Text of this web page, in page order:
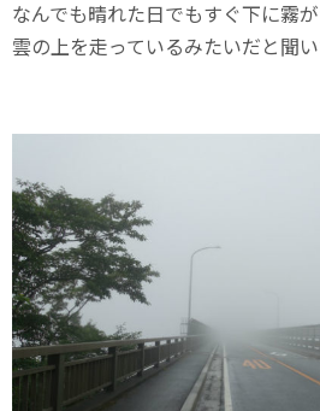
なんでも晴れた日でもすぐ下に霧
雲の上を走っているみたいだと聞い